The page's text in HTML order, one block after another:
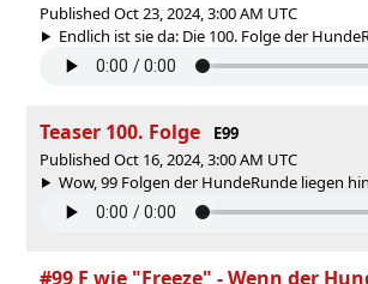
Published Oct 23, 2024, 3:00 AM UTC
Endlich ist sie da: Die 100. Folge der
Teaser 100. Folge
E99
Published Oct 16, 2024, 3:00 AM UTC
Wow, 99 Folgen der HundeRunde liegen
#99 F wie "Freeze" - Wenn der